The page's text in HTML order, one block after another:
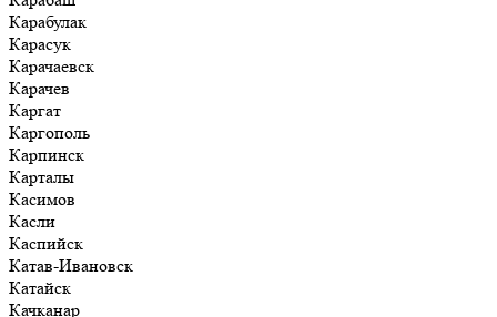
Карабулак
Карасук
Карачаевск
Карачев
Каргат
Каргополь
Карпинск
Карталы
Касимов
Касли
Каспийск
Катав-Ивановск
Катайск
Качканар